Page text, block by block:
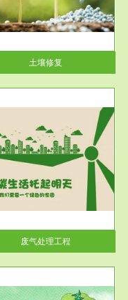
土壤修复
废气处理工程